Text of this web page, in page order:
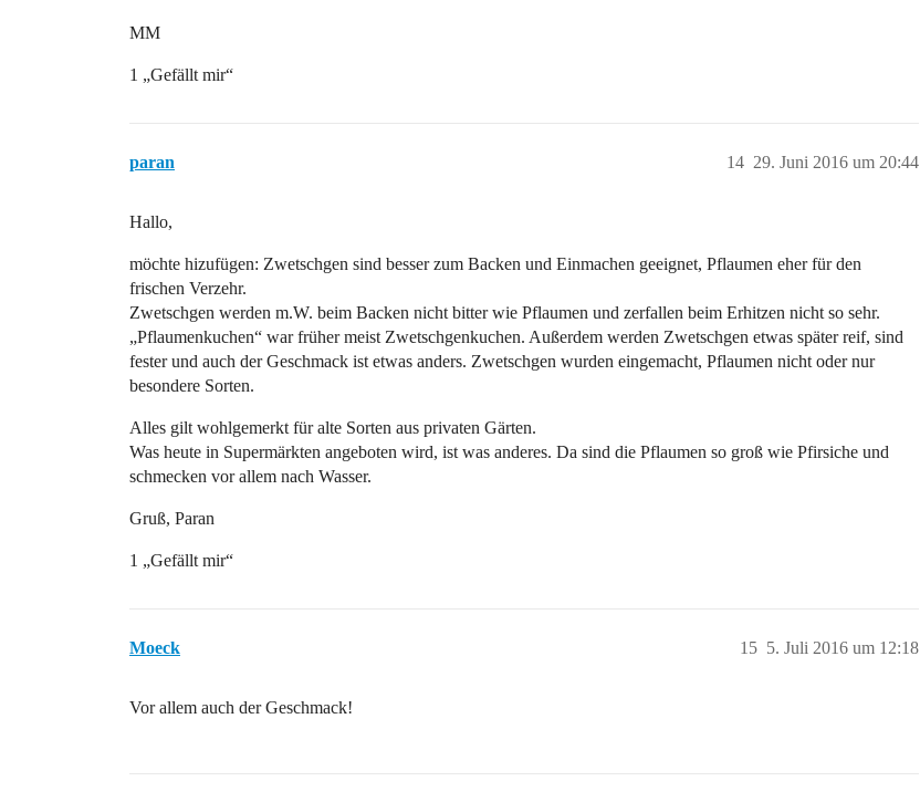
MM
1 „Gefällt mir“
paran 29. Juni 2016 um 20:44
14
Hallo,
möchte hizufügen: Zwetschgen sind besser zum Backen und Einmachen geeignet, Pflaumen eher für den
frischen Verzehr.
Zwetschgen werden m.W. beim Backen nicht bitter wie Pflaumen und zerfallen beim Erhitzen nicht so sehr.
„Pflaumenkuchen“ war früher meist Zwetschgenkuchen. Außerdem werden Zwetschgen etwas später reif, sind
fester und auch der Geschmack ist etwas anders. Zwetschgen wurden eingemacht, Pflaumen nicht oder nur
besondere Sorten.
Alles gilt wohlgemerkt für alte Sorten aus privaten Gärten.
Was heute in Supermärkten angeboten wird, ist was anderes. Da sind die Pflaumen so groß wie Pfirsiche und
schmecken vor allem nach Wasser.
Gruß, Paran
1 „Gefällt mir“
Moeck 5. Juli 2016 um 12:18
15
Vor allem auch der Geschmack!